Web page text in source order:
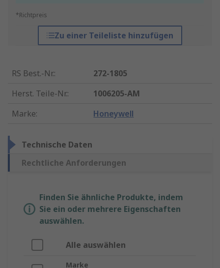
*Richtpreis
Zu einer Teileliste hinzufügen
RS Best.-Nr.:
272-1805
Herst. Teile-Nr.:
1006205-AM
Marke: Honeywell
Technische Daten
Rechtliche Anforderungen
Finden Sie ähnliche Produkte, indem
Sie ein oder mehrere Eigenschaften
auswählen.
Alle auswählen
Marke